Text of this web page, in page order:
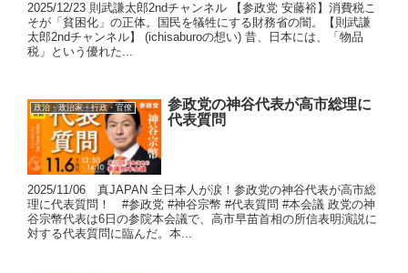
2025/12/23 則武謙太郎2ndチャンネル 【参政党 安藤裕】消費税こ
そが「貧困化」の正体。国民を犠牲にする財務省の闇。【則武謙
太郎2ndチャンネル】 (ichisaburoの想い) 昔、日本には、「物品
税」という優れた...
政治・政治家・行政・官僚
参政党の神谷代表が高市総理に
代表質問
2025/11/06 真JAPAN 全日本人が涙！参政党の神谷代表が高市総
理に代表質問！ #参政党 #神谷宗幣 #代表質問 #本会議 政党の神
谷宗幣代表は6日の参院本会議で、高市早苗首相の所信表明演説に
対する代表質問に臨んだ。本...